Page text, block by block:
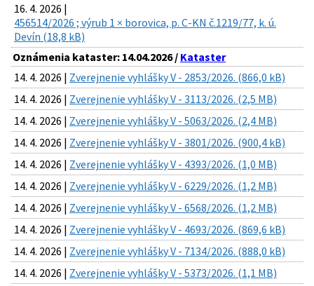
16. 4. 2026 |
456514/2026 ; výrub 1 × borovica, p. C-KN č.1219/77, k. ú.
Devín (18,8 kB)
Oznámenia kataster: 14.04.2026 / Kataster
14. 4. 2026 | Zverejnenie vyhlášky V - 2853/2026. (866,0 kB)
14. 4. 2026 | Zverejnenie vyhlášky V - 3113/2026. (2,5 MB)
14. 4. 2026 | Zverejnenie vyhlášky V - 5063/2026. (2,4 MB)
14. 4. 2026 | Zverejnenie vyhlášky V - 3801/2026. (900,4 kB)
14. 4. 2026 | Zverejnenie vyhlášky V - 4393/2026. (1,0 MB)
14. 4. 2026 | Zverejnenie vyhlášky V - 6229/2026. (1,2 MB)
14. 4. 2026 | Zverejnenie vyhlášky V - 6568/2026. (1,2 MB)
14. 4. 2026 | Zverejnenie vyhlášky V - 4693/2026. (869,6 kB)
14. 4. 2026 | Zverejnenie vyhlášky V - 7134/2026. (888,0 kB)
14. 4. 2026 | Zverejnenie vyhlášky V - 5373/2026. (1,1 MB)